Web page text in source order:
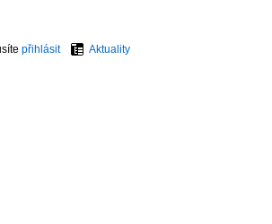
přihlásit Aktuality